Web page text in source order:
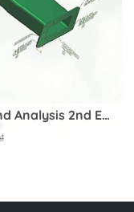
for all
microscope
at the
Mechanical Tolerance Stackup and Analysis 2nd Edition